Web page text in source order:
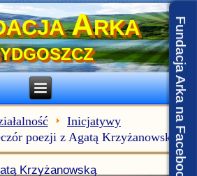
Arka
Inicjatywy
poezji z Agatą Krzyżanowską
Krzyżanowską Fundacja Arka na Facebooku